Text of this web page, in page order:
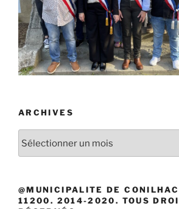
ARCHIVES
@MUNICIPALITE DE
11200. 2014-2020. TOUS